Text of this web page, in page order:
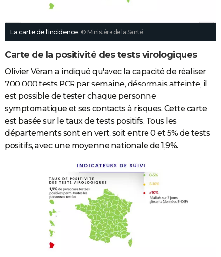
La carte de l'incidence. © Ministère de la Santé
Carte de la positivité des tests virologiques
Olivier Véran a indiqué qu'avec la capacité de réaliser
700 000 tests PCR par semaine, désormais atteinte, il
est possible de tester chaque personne
symptomatique et ses contacts à risques. Cette carte
est basée sur le taux de tests positifs. Tous les
départements sont en vert, soit entre 0 et 5% de tests
positifs, avec une moyenne nationale de 1,9%.